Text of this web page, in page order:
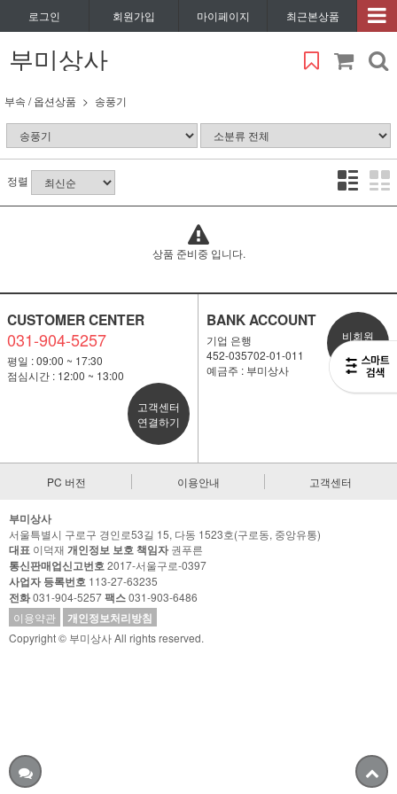
로그인 회원가입 마이페이지 최근본상품
부미상사
부속 / 옵션상품 송풍기
정렬
상품 준비중 입니다.
CUSTOMER CENTER
031-904-5257
평일 : 09:00 ~ 17:30
점심시간 : 12:00 ~ 13:00
고객센터
연결하기
BANK ACCOUNT
기업 은행
452-035702-01-011
예금주 : 부미상사
비회원
1:1 문의
PC 버전 이용안내 고객센터
부미상사
서울특별시 구로구 경인로53길 15, 다동 1523호(구로동, 중앙유통)
대표 이덕재 개인정보 보호 책임자권푸른
통신판매업신고번호2017-서울구로-0397
사업자 등록번호 113-27-63235
전화031-904-5257팩스031-903-6486
이용약관
개인정보처리방침
Copyright © 부미상사 All rights reserved.